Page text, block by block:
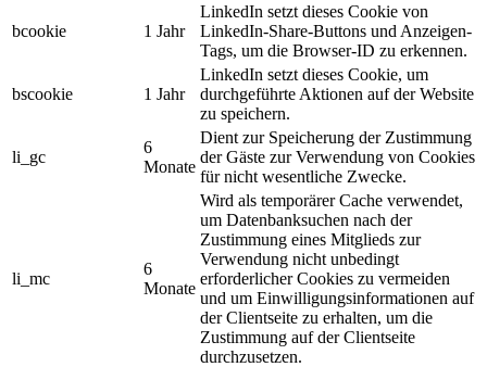
bcookie 1 Jahr
LinkedIn setzt dieses Cookie von
LinkedIn-Share-Buttons und Anzeigen-
Tags, um die Browser-ID zu erkennen.
bscookie 1 Jahr
LinkedIn setzt dieses Cookie, um
durchgeführte Aktionen auf der Website
zu speichern.
li_gc
6
Monate
Dient zur Speicherung der Zustimmung
der Gäste zur Verwendung von Cookies
für nicht wesentliche Zwecke.
li_mc
6
Monate
Wird als temporärer Cache verwendet,
um Datenbanksuchen nach der
Zustimmung eines Mitglieds zur
Verwendung nicht unbedingt
erforderlicher Cookies zu vermeiden
und um Einwilligungsinformationen auf
der Clientseite zu erhalten, um die
Zustimmung auf der Clientseite
durchzusetzen.